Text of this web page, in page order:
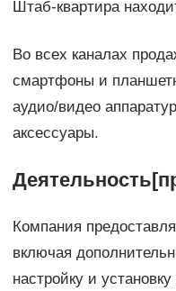
Штаб-квартира
Во всех каналах
смартфоны и
аудио/видео
аксессуары.
Компания
включая
настройку и